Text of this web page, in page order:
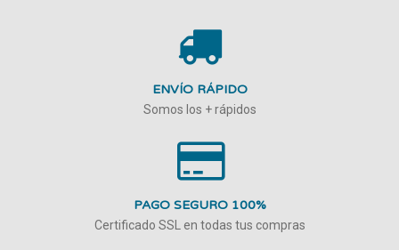
ENVÍO RÁPIDO
Somos los + rápidos
PAGO SEGURO 100%
Certificado SSL en todas tus compras